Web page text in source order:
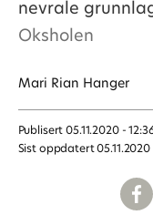
nevrale
Oksholen
Mari Rian Hanger
Publisert
05.11.2020 -
Sist oppdatert